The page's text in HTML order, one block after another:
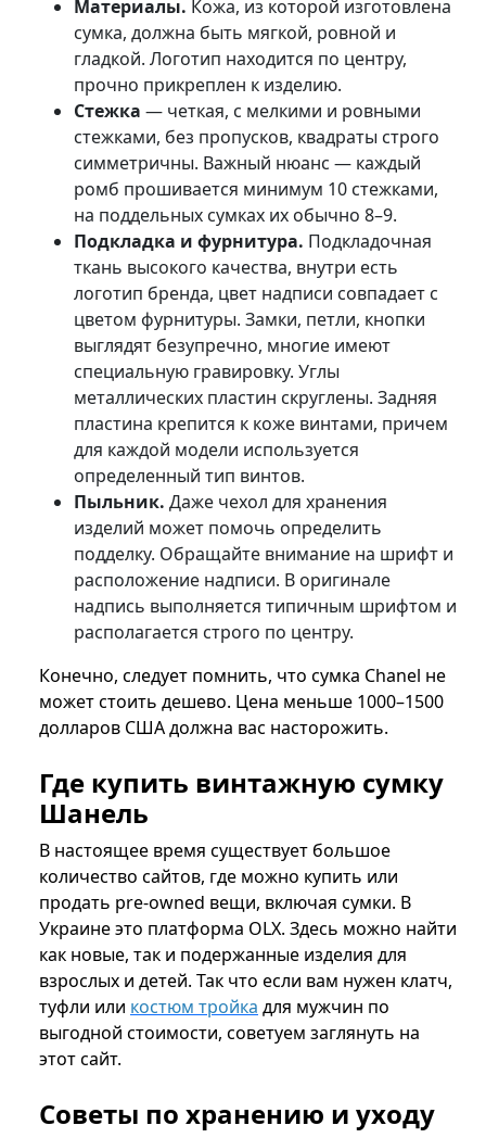
Материалы. Кожа, из которой изготовлена
сумка, должна быть мягкой, ровной и
гладкой. Логотип находится по центру,
прочно прикреплен к изделию.
Стежка — четкая, с мелкими и ровными
стежками, без пропусков, квадраты строго
симметричны. Важный нюанс — каждый
ромб прошивается минимум 10 стежками,
на поддельных сумках их обычно 8–9.
Подкладка и фурнитура. Подкладочная
ткань высокого качества, внутри есть
логотип бренда, цвет надписи совпадает с
цветом фурнитуры. Замки, петли, кнопки
выглядят безупречно, многие имеют
специальную гравировку. Углы
металлических пластин скруглены. Задняя
пластина крепится к коже винтами, причем
для каждой модели используется
определенный тип винтов.
Пыльник. Даже чехол для хранения
изделий может помочь определить
подделку. Обращайте внимание на шрифт и
расположение надписи. В оригинале
надпись выполняется типичным шрифтом и
располагается строго по центру.
Конечно, следует помнить, что сумка Chanel не
может стоить дешево. Цена меньше 1000–1500
долларов США должна вас насторожить.
Где купить винтажную сумку
Шанель
В настоящее время существует большое
количество сайтов, где можно купить или
продать pre-owned вещи, включая сумки. В
Украине это платформа OLX. Здесь можно найти
как новые, так и подержанные изделия для
взрослых и детей. Так что если вам нужен клатч,
туфли или костюм тройка для мужчин по
выгодной стоимости, советуем заглянуть на
этот сайт.
Советы по хранению и уходу